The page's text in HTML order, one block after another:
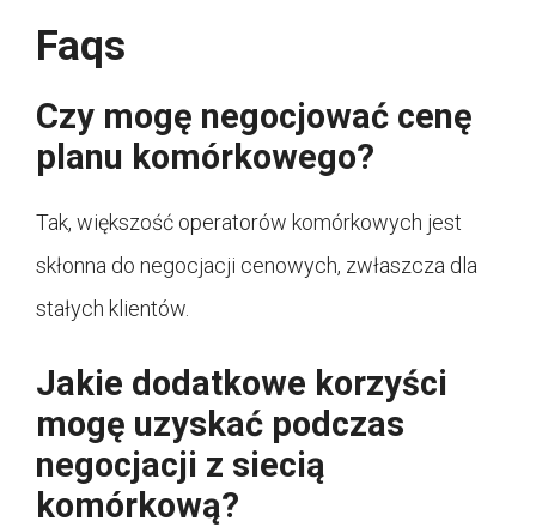
Faqs
Czy mogę negocjować cenę
planu komórkowego?
Tak, większość operatorów komórkowych jest
skłonna do negocjacji cenowych, zwłaszcza dla
stałych klientów.
Jakie dodatkowe korzyści
mogę uzyskać podczas
negocjacji z siecią
komórkową?